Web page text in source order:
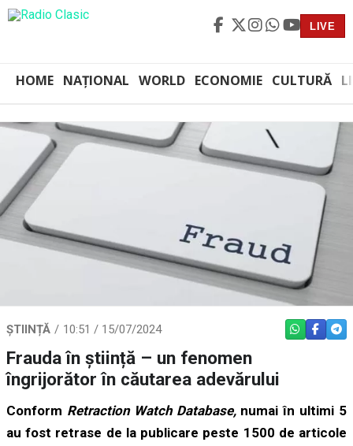
LIVE
HOME NAȚIONAL WORLD ECONOMIE CULTURĂ
ȘTIINȚĂ 10:51 / 15/07/2024 WHATSAPP
Frauda în știință – un fenomen
îngrijorător în căutarea adevărului
Conform Retraction Watch Database,numai în ultimi 5
au fost retrase de la publicare peste 1500 de articole